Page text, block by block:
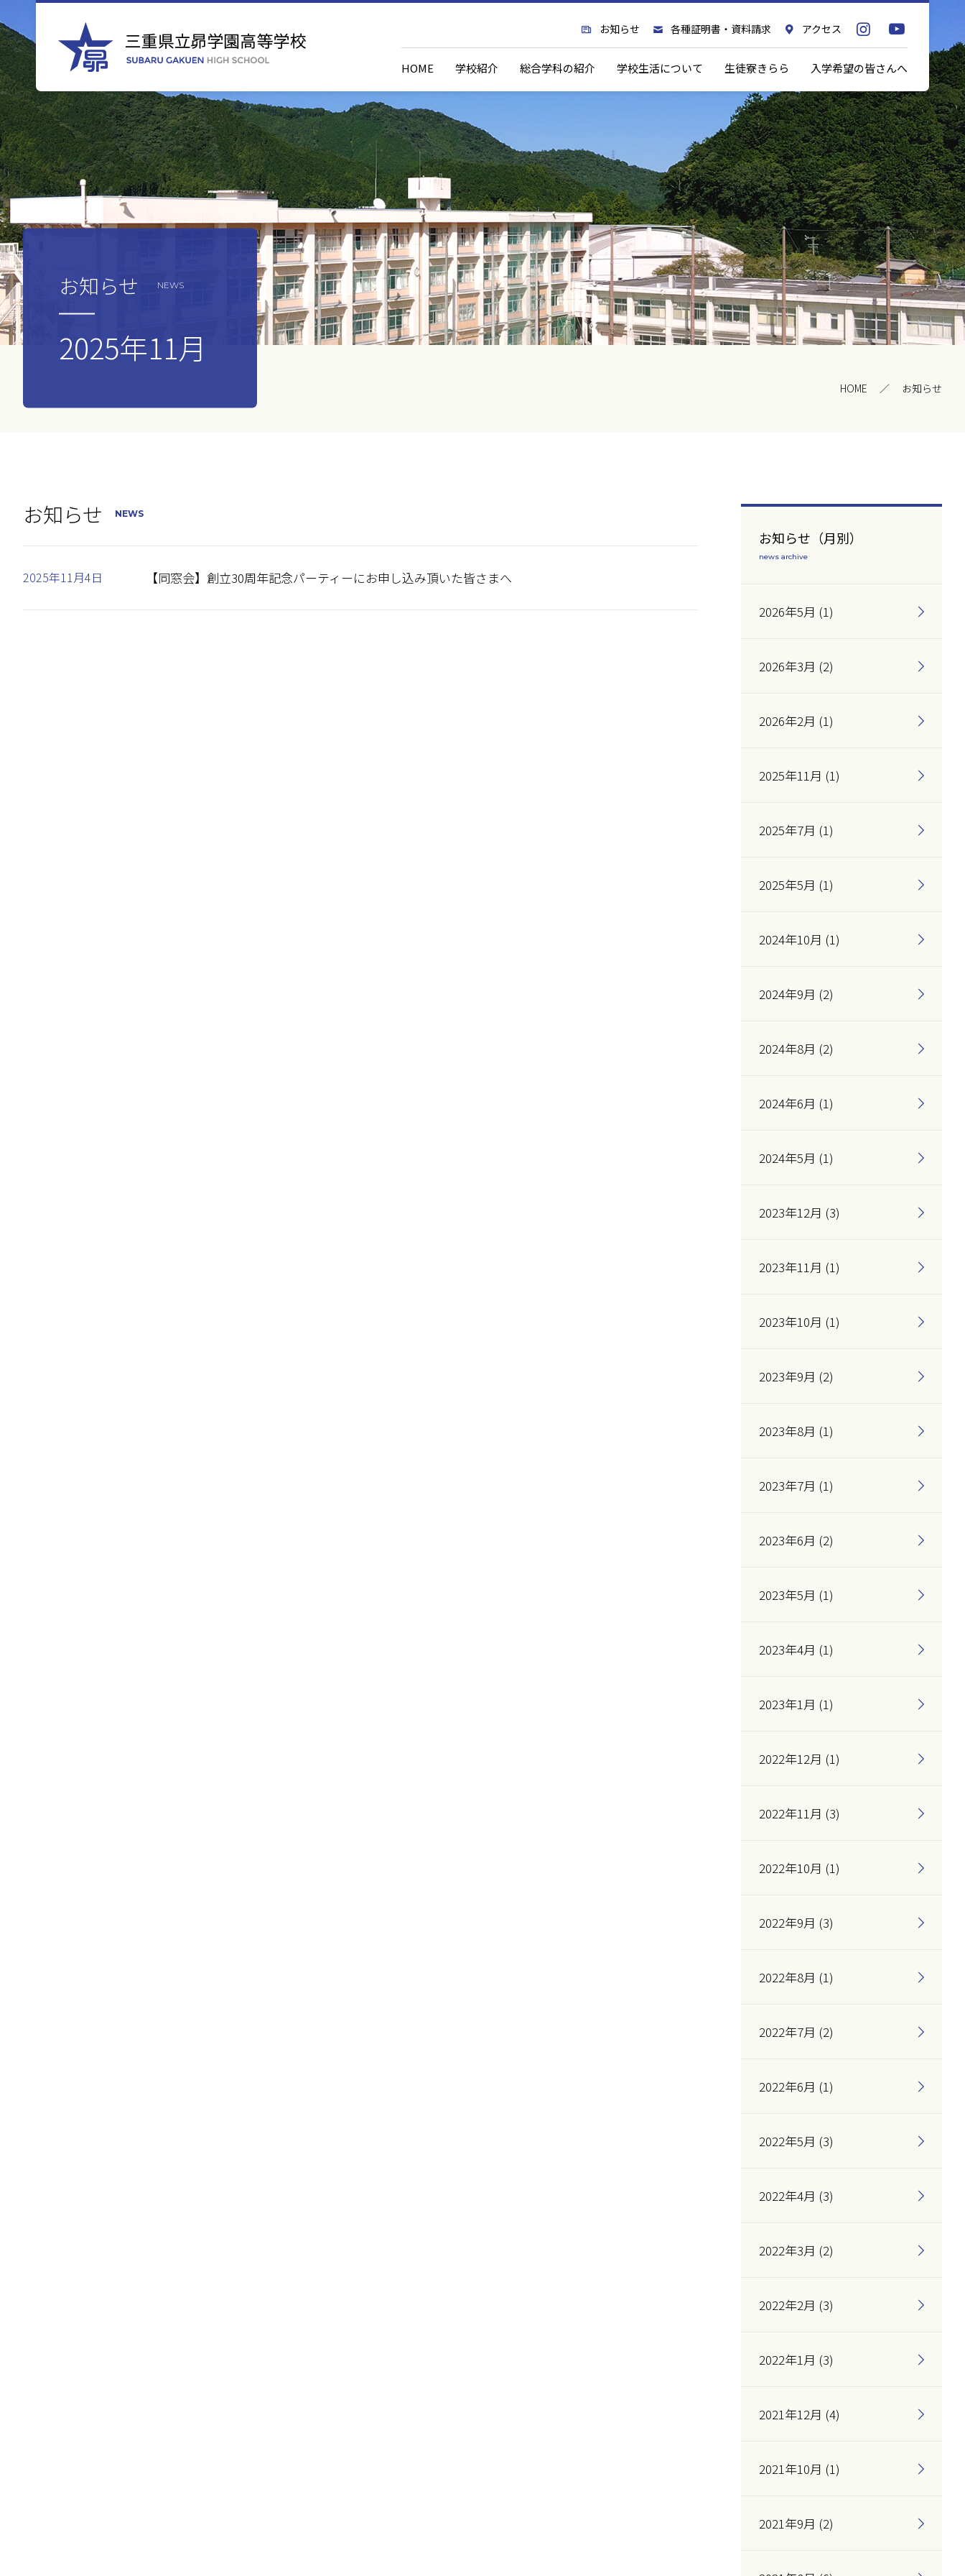
お知らせ 各種証明書・資料請求 アクセス
HOME 学校紹介 総合学科の紹介 学校生活について 生徒寮きらら 入学希望の皆さんへ
お知らせ NEWS
2025年11月
HOME お知らせ
お知らせ NEWS
2025年11月4日 【同窓会】創立30周年記念パーティーにお申し込み頂いた皆さまへ
お知らせ（月別）
news archive
2026年5月 (1)
2026年3月 (2)
2026年2月 (1)
2025年11月 (1)
2025年7月 (1)
2025年5月 (1)
2024年10月 (1)
2024年9月 (2)
2024年8月 (2)
2024年6月 (1)
2024年5月 (1)
2023年12月 (3)
2023年11月 (1)
2023年10月 (1)
2023年9月 (2)
2023年8月 (1)
2023年7月 (1)
2023年6月 (2)
2023年5月 (1)
2023年4月 (1)
2023年1月 (1)
2022年12月 (1)
2022年11月 (3)
2022年10月 (1)
2022年9月 (3)
2022年8月 (1)
2022年7月 (2)
2022年6月 (1)
2022年5月 (3)
2022年4月 (3)
2022年3月 (2)
2022年2月 (3)
2022年1月 (3)
2021年12月 (4)
2021年10月 (1)
2021年9月 (2)